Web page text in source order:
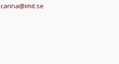
carina@imit.se